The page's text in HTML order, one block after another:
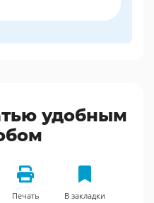
удобным
Печать В закладки